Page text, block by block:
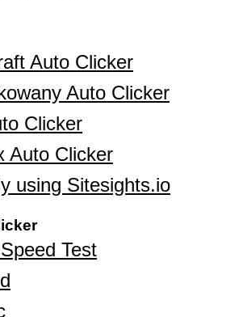
Auto Clicker
Auto Clicker
Clicker
Auto Clicker
using Sitesights.io
Test